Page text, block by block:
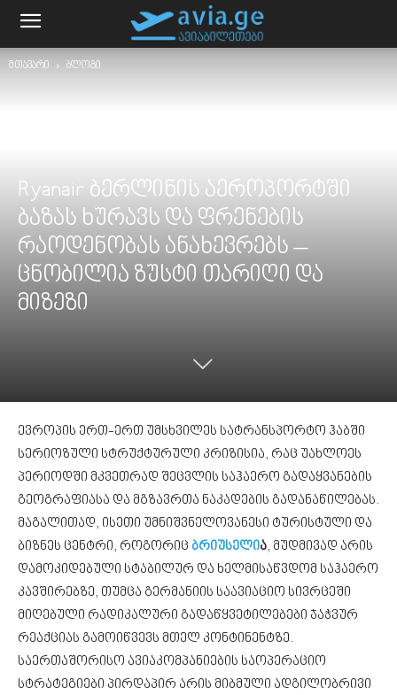
მთავარი ბლოგი
Ryanair ბერლინის აეროპორტში
ბაზას ხურავს და ფრენების
რაოდენობას ანახევრებს –
ცნობილია ზუსტი თარიღი და
მიზეზი
ევროპის ერთ-ერთ უმსხვილეს სატრანსპორტო ჰაბში
სერიოზული სტრუქტურული კრიზისია, რაც უახლოეს
პერიოდში მკვეთრად შეცვლის საჰაერო გადაყვანების
გეოგრაფიასა და მგზავრთა ნაკადების გადანაწილებას.
მაგალითად, ისეთი უმნიშვნელოვანესი ტურისტული და
ბიზნეს ცენტრი, როგორიც ბრიუსელია, მუდმივად არის
დამოკიდებული სტაბილურ და ხელმისაწვდომ საჰაერო
კავშირებზე, თუმცა გერმანიის საავიაციო სივრცეში
მიღებული რადიკალური გადაწყვეტილებები ჯაჭვურ
რეაქციას გამოიწვევს მთელ კონტინენტზე.
საერთაშორისო ავიაკომპანიების საოპერაციო
სტრატეგიები პირდაპირ არის მიბმული ადგილობრივი